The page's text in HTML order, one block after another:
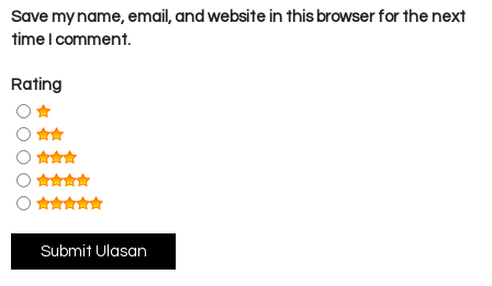
Save my name, email, and website in this browser for the next
time I comment.
Rating